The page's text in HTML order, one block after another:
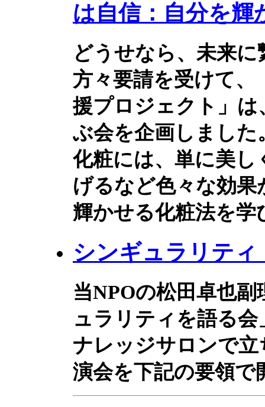
は自信：自分を輝
どうせなら、未来
方々要請を受けて、
援プロジェクト」
ぶ会を企画しました
化粧には、単に美
げるなど色々な効
輝かせる化粧法を学
シンギュラリティ
当NPOの松田卓也
ュラリティを語る
ナレッジサロンで
演会を下記の要領で